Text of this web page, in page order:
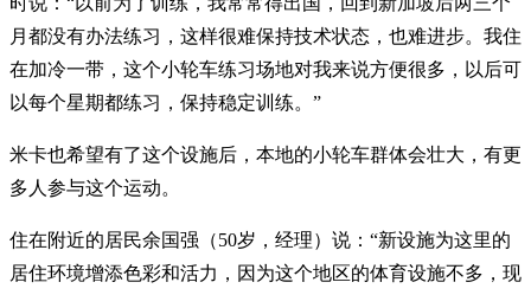
月都没有办法练习，这样很难保持技术状态，也难进步。我住
在加冷一带，这个小轮车练习场地对我来说方便很多，以后可
以每个星期都练习，保持稳定训练。”
米卡也希望有了这个设施后，本地的小轮车群体会壮大，有更
多人参与这个运动。
住在附近的居民余国强（50岁，经理）说：“新设施为这里的
居住环境增添色彩和活力，因为这个地区的体育设施不多，现